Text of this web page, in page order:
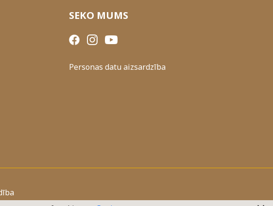
SEKO MUMS
Personas datu aizsardzība